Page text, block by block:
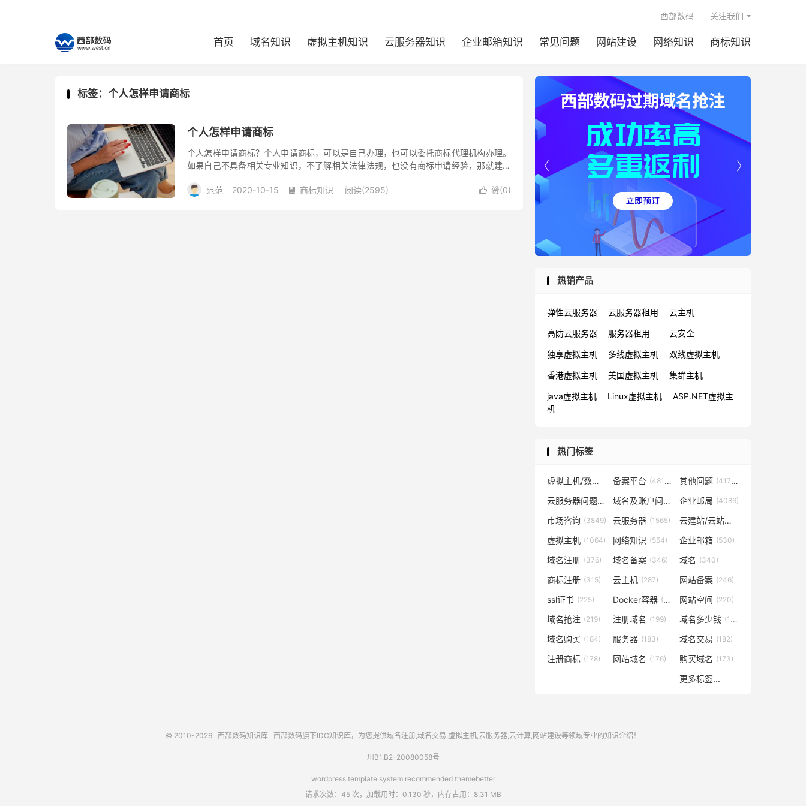
首页 域名知识 虚拟主机知识 云服务器知识 企业邮箱知识 常见问题 网站建设 网络知识 商标知识
西部数码 关注我们
标签：个人怎样申请商标
个人怎样申请商标
个人怎样申请商标？个人申请商标，可以是自己办理，也可以委托商标代理机构办理。
如果自己不具备相关专业知识，不了解相关法律法规，也没有商标申请经验，那就建议
范范
2020-10-15  商标知识 阅读(2595)  赞(0)


热销产品
弹性云服务器 云服务器租用 云主机
高防云服务器 服务器租用 云安全
独享虚拟主机 多线虚拟主机 双线虚拟主机
香港虚拟主机 美国虚拟主机 集群主机
java虚拟主机 Linux虚拟主机
ASP.NET虚拟主
机
热门标签
虚拟主机/数据库问题 (57819)
备案平台 (48153) 其他问题 (41702)
云服务器问题(38267) 域名及账户问题 (29026)
企业邮局 (4086)
市场咨询 (3849) 云服务器 (1565) 云建站/云站群/小程序
虚拟主机 (1064) 网络知识 (554) 企业邮箱 (530)
域名注册 (376) 域名备案 (346) 域名 (340)
商标注册 (315) 云主机 (287) 网站备案 (246)
ssl证书 (225) Docker容器 (221) 网站空间 (220)
域名抢注 (219) 注册域名 (199) 域名多少钱 (196)
域名购买 (184) 服务器 (183) 域名交易 (182)
注册商标 (178) 网站域名 (176) 购买域名 (173)
更多标签...
© 2010-2026 西部数码知识库 西部数码旗下IDC知识库，为您提供域名注册,域名交易,虚拟主机,云服务器,云计算,网站建设等领域专业的知识介绍！
川B1.B2-20080058号
wordpress template system recommended themebetter
请求次数：45 次，加载用时：0.130 秒，内存占用：8.31 MB